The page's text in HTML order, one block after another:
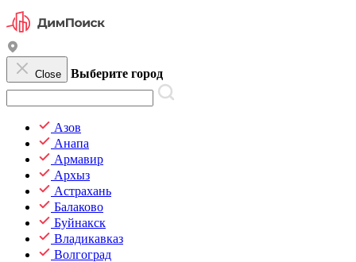
Close Выберите город
Азов
Анапа
Армавир
Архыз
Астрахань
Балаково
Буйнакск
Владикавказ
Волгоград